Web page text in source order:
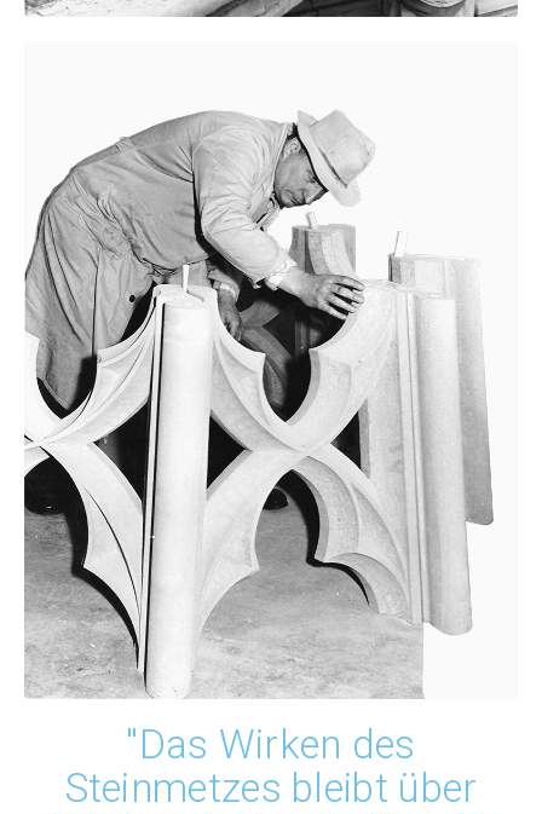
"Das Wirken des
Steinmetzes bleibt über